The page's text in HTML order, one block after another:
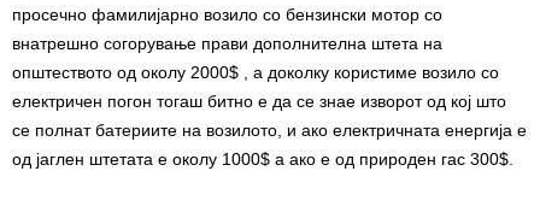
просечно фамилијарно возило со бензински мотор со
внатрешно согорување прави дополнителна штета на
општеството од околу 2000$ , а доколку користиме возило со
електричен погон тогаш битно е да се знае изворот од кој што
се полнат батериите на возилото, и ако електричната енергија е
од јаглен штетата е околу 1000$ а ако е од природен гас 300$.